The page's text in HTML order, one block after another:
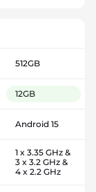
512GB
12GB
Android 15
1 x 3.35 GHz &
3 x 3.2 GHz &
4 x 2.2 GHz